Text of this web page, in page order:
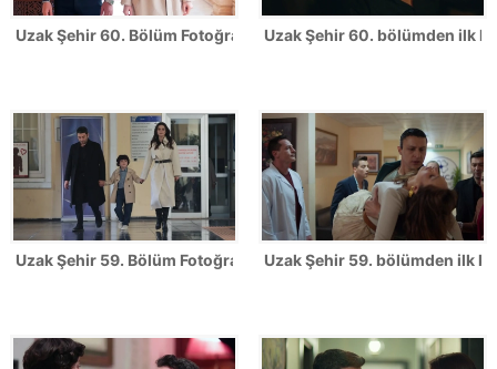
Uzak Şehir 60. Bölüm FotoğraflarıUzak Şehir 60. bölümden ilk
Uzak Şehir 59. Bölüm FotoğraflarıUzak Şehir 59. bölümden ilk